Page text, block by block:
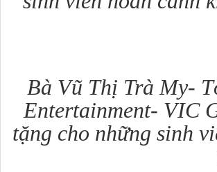
Bà Vũ Thị Trà My-
Entertainment- VIC
tặng cho những sinh